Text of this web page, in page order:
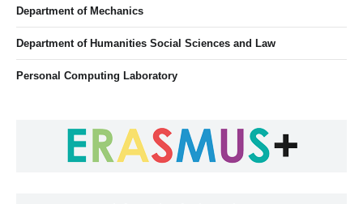
Department of Mechanics
Department of Humanities Social Sciences and Law
Personal Computing Laboratory